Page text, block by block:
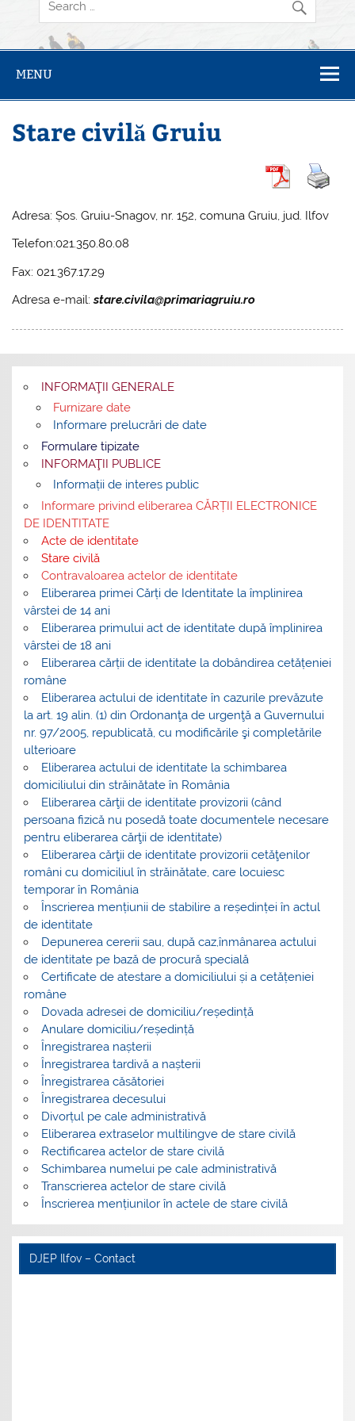
MENU
Stare civilă Gruiu
Adresa: Șos. Gruiu-Snagov, nr. 152, comuna Gruiu, jud. Ilfov
Telefon:021.350.80.08
Fax: 021.367.17.29
Adresa e-mail:stare.civila@primariagruiu.ro
INFORMAŢII GENERALE
Furnizare date
Informare prelucrări de date
Formulare tipizate
INFORMAŢII PUBLICE
Informații de interes public
Informare privind eliberarea CĂRȚII ELECTRONICE
DE IDENTITATE
Acte de identitate
Stare civilă
Contravaloarea actelor de identitate
Eliberarea primei Cărți de Identitate la împlinirea
vârstei de 14 ani
Eliberarea primului act de identitate după împlinirea
vârstei de 18 ani
Eliberarea cărții de identitate la dobândirea cetățeniei
române
Eliberarea actului de identitate în cazurile prevăzute
la art. 19 alin. (1) din Ordonanţa de urgenţă a Guvernului
nr. 97/2005, republicată, cu modificările şi completările
ulterioare
Eliberarea actului de identitate la schimbarea
domiciliului din străinătate în România
Eliberarea cărţii de identitate provizorii (când
persoana fizică nu posedă toate documentele necesare
pentru eliberarea cărţii de identitate)
Eliberarea cărţii de identitate provizorii cetăţenilor
români cu domiciliul în străinătate, care locuiesc
temporar în România
Înscrierea mențiunii de stabilire a reședinței în actul
de identitate
Depunerea cererii sau, după caz,înmânarea actului
de identitate pe bază de procură specială
Certificate de atestare a domiciliului și a cetățeniei
române
Dovada adresei de domiciliu/reședință
Anulare domiciliu/reședință
Înregistrarea nașterii
Înregistrarea tardivă a nașterii
Înregistrarea căsătoriei
Înregistrarea decesului
Divorțul pe cale administrativă
Eliberarea extraselor multilingve de stare civilă
Rectificarea actelor de stare civilă
Schimbarea numelui pe cale administrativă
Transcrierea actelor de stare civilă
Înscrierea mențiunilor în actele de stare civilă
DJEP Ilfov – Contact